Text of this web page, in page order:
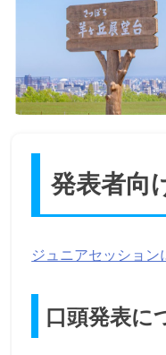
発表者向
ジュニアセッション
口頭発表に